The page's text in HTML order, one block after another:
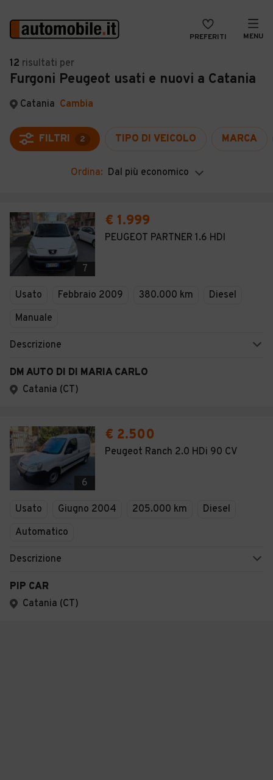
PREFERITI MENU
Auto
Auto usate
Auto Km 0
Auto Nuove
Noleggio a lungo termine
Moto
Camper
Veicoli Commerciali
VENDI
MAGAZINE
ACCEDI
12 risultati per
Furgoni Peugeot usati e nuovi a Catania
Catania Cambia
FILTRI 2 TIPO DI VEICOLO MARCA
Ordina: Dal più economico
7
€ 1.999
PEUGEOT PARTNER 1.6 HDI
Usato Febbraio 2009 380.000 km
Diesel
Manuale
Descrizione
DM AUTO DI DI MARIA CARLO
Catania (CT)
6
€ 2.500
Peugeot Ranch 2.0 HDi 90 CV
Usato Giugno 2004 205.000 km
Diesel
Automatico
Descrizione
PIP CAR
Catania (CT)